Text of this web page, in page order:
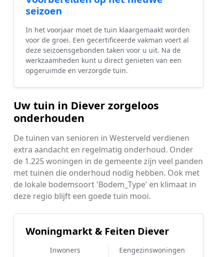
seizoen
In het voorjaar moet de tuin klaargemaakt worden
voor de groei. Een gecertificeerde vakman voert al
deze seizoensgebonden taken voor u uit. Na de
werkzaamheden kunt u direct genieten van een
opgeruimde en verzorgde tuin.
Uw tuin in Diever zorgeloos
onderhouden
De tuinen van senioren in Westerveld verdienen
extra aandacht en regelmatig onderhoud. Onder
de 1.225 woningen in de gemeente zijn veel panden
met tuinen die onderhoud nodig hebben. Ook met
de lokale bodemsoort 'Bodem_Type' en klimaat in
deze regio blijft een goede tuin mooi.
Woningmarkt & Feiten Diever
Inwoners Eengezinswoningen